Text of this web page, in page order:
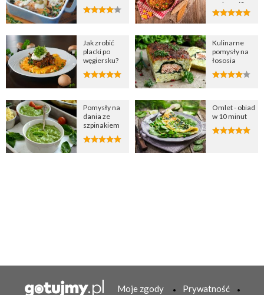
Jak zrobić
placki po
węgiersku?
Pomysły na
dania ze
szpinakiem
podawać?
Kulinarne
pomysły na
łososia
Omlet - obiad
w 10 minut
Moje zgody
Prywatność